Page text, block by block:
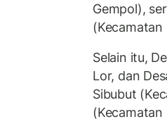
Gempol),
Selain itu,
Lor, dan
Sibubut
(Kecamatan